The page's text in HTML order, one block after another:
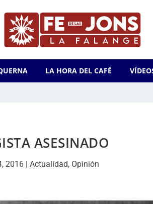
LA HORA DEL CAFÉ
ASESINADO
2016| Actualidad, Opinión